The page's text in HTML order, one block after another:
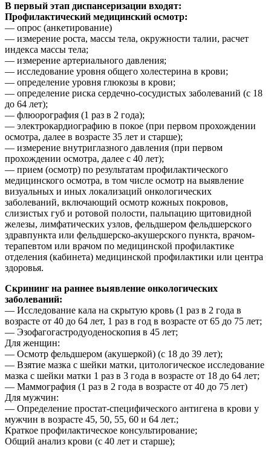
В первый этап диспансеризации входят:
Профилактический медицинский осмотр:
— опрос (анкетирование)
— измерение роста, массы тела, окружности талии, расчет
индекса массы тела;
— измерение артериального давления;
— исследование уровня общего холестерина в крови;
— определение уровня глюкозы в крови;
— определение риска сердечно-сосудистых заболеваний (с 18
до 64 лет);
— флюорография (1 раз в 2 года);
— электрокардиографию в покое (при первом прохождении
осмотра, далее в возрасте 35 лет и старше);
— измерение внутриглазного давления (при первом
прохождении осмотра, далее с 40 лет);
— прием (осмотр) по результатам профилактического
медицинского осмотра, в том числе осмотр на выявление
визуальных и иных локализаций онкологических
заболеваний, включающий осмотр кожных покровов,
слизистых губ и ротовой полости, пальпацию щитовидной
железы, лимфатических узлов, фельдшером фельдшерского
здравпункта или фельдшерско-акушерского пункта, врачом-
терапевтом или врачом по медицинской профилактике
отделения (кабинета) медицинской профилактики или центра
здоровья.
Скрининг на раннее выявление онкологических
заболеваний:
— Исследование кала на скрытую кровь (1 раз в 2 года в
возрасте от 40 до 64 лет, 1 раз в год в возрасте от 65 до 75 лет;
— Эзофагогастродуоденоскопия в 45 лет;
Для женщин:
— Осмотр фельдшером (акушеркой) (с 18 до 39 лет);
— Взятие мазка с шейки матки, цитологическое исследование
мазка с шейки матки 1 раз в 3 года в возрасте от 18 до 64 лет;
— Маммография (1 раз в 2 года в возрасте от 40 до 75 лет)
Для мужчин:
— Определение простат-специфического антигена в крови у
мужчин в возрасте 45, 50, 55, 60 и 64 лет.;
Краткое профилактическое консультирование;
Общий анализ крови (с 40 лет и старше);